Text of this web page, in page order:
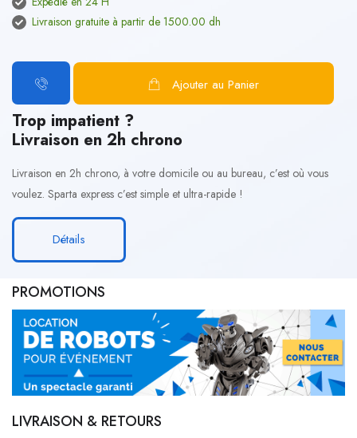
Livraison gratuite à partir de 1500.00 dh
Ajouter au Panier
Trop impatient ?
Livraison en 2h chrono
Livraison en 2h chrono, à votre domicile ou au bureau, c’est où vous
voulez. Sparta express c’est simple et ultra-rapide !
Détails
PROMOTIONS
LIVRAISON & RETOURS